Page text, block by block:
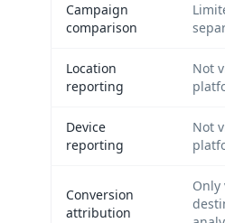
Campaign
comparison
Location
reporting
Not
Device
reporting
Not
Conversion
attribution
Only